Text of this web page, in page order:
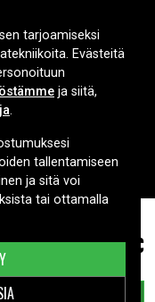
69,99 €
AB
tarjoamiseksi
Evästeitä
ja siitä,
.
tallentamiseen
ja sitä voi
tai ottamalla